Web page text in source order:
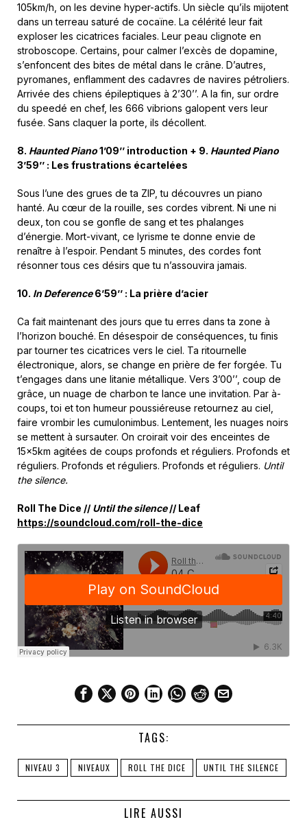
105km/h, on les devine hyper-actifs. Un siècle qu’ils mijotent
dans un terreau saturé de cocaïne. La célérité leur fait
exploser les cicatrices faciales. Leur peau clignote en
stroboscope. Certains, pour calmer l’excès de dopamine,
s’enfoncent des bites de métal dans le crâne. D’autres,
pyromanes, enflamment des cadavres de navires pétroliers.
Arrivée des chiens épileptiques à 2’30’’. A la fin, sur ordre
du speedé en chef, les 666 vibrions galopent vers leur
fusée. Sans claquer la porte, ils décollent.
8. Haunted Piano1’09’’ introduction + 9. Haunted Piano
3’59’’ : Les frustrations écartelées
Sous l’une des grues de ta ZIP, tu découvres un piano
hanté. Au cœur de la rouille, ses cordes vibrent. Ni une ni
deux, ton cou se gonfle de sang et tes phalanges
d’énergie. Mort-vivant, ce lyrisme te donne envie de
renaître à l’espoir. Pendant 5 minutes, des cordes font
résonner tous ces désirs que tu n’assouvira jamais.
10. In Deference6’59’’ : La prière d’acier
Ca fait maintenant des jours que tu erres dans ta zone à
l’horizon bouché. En désespoir de conséquences, tu finis
par tourner tes cicatrices vers le ciel. Ta ritournelle
électronique, alors, se change en prière de fer forgée. Tu
t’engages dans une litanie métallique. Vers 3’00’’, coup de
grâce, un nuage de charbon te lance une invitation. Par à-
coups, toi et ton humeur poussiéreuse retournez au ciel,
faire vrombir les cumulonimbus. Lentement, les nuages noirs
se mettent à sursauter. On croirait voir des enceintes de
15x5km agitées de coups profonds et réguliers. Profonds et
réguliers. Profonds et réguliers. Profonds et réguliers. Until
the silence.
Roll The Dice // Until the silence// Leaf
https://soundcloud.com/roll-the-dice
TAGS:
NIVEAU 3 NIVEAUX ROLL THE DICE UNTIL THE SILENCE
LIRE AUSSI